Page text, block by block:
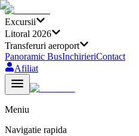
Excursii
Litoral 2026
Transferuri aeroport
Panoramic BusInchirieriContact
Afiliat
Meniu
Navigatie rapida